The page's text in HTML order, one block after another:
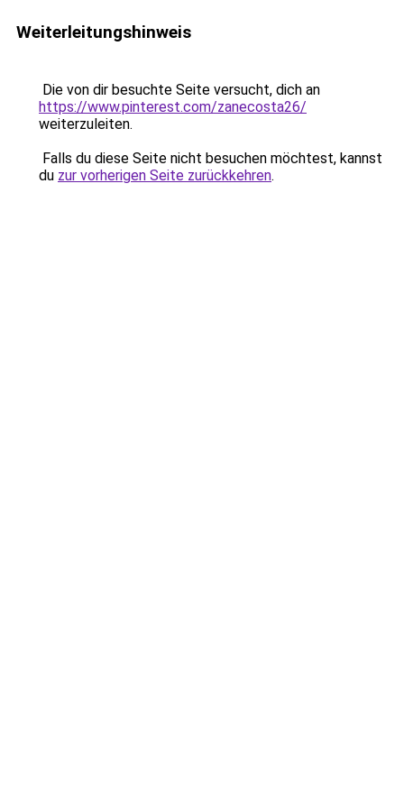
Weiterleitungshinweis
Die von dir besuchte Seite versucht, dich an
https://www.pinterest.com/zanecosta26/
weiterzuleiten.
Falls du diese Seite nicht besuchen möchtest, kannst
du zur vorherigen Seite zurückkehren.